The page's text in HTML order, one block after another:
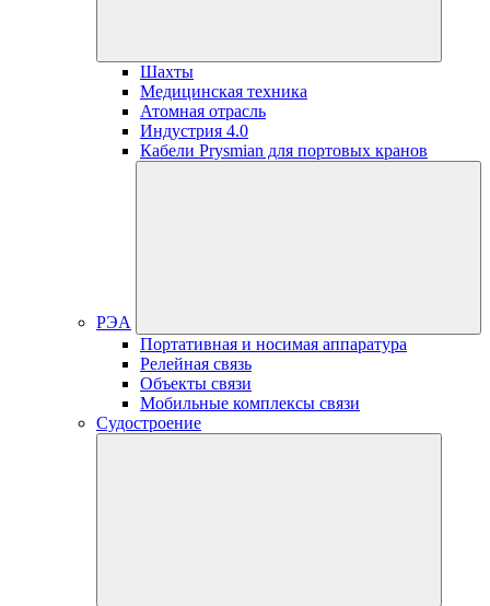
Шахты
Медицинская техника
Атомная отрасль
Индустрия 4.0
Кабели Prysmian для портовых кранов
РЭА
Портативная и носимая аппаратура
Релейная связь
Объекты связи
Мобильные комплексы связи
Судостроение